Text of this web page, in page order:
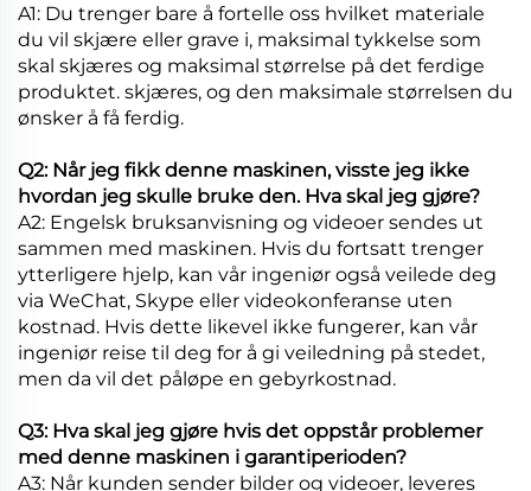
A1: Du trenger bare å fortelle oss hvilket materiale
du vil skjære eller grave i, maksimal tykkelse som
skal skjæres og maksimal størrelse på det ferdige
produktet. skjæres, og den maksimale størrelsen du
ønsker å få ferdig.
Q2: Når jeg fikk denne maskinen, visste jeg ikke
hvordan jeg skulle bruke den. Hva skal jeg gjøre?
A2: Engelsk bruksanvisning og videoer sendes ut
sammen med maskinen. Hvis du fortsatt trenger
ytterligere hjelp, kan vår ingeniør også veilede deg
via WeChat, Skype eller videokonferanse uten
kostnad. Hvis dette likevel ikke fungerer, kan vår
ingeniør reise til deg for å gi veiledning på stedet,
men da vil det påløpe en gebyrkostnad.
Q3: Hva skal jeg gjøre hvis det oppstår problemer
med denne maskinen i garantiperioden?
A3: Når kunden sender bilder og videoer, leveres